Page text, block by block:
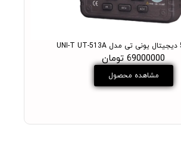
69000000 تومان
مشاهده محصول